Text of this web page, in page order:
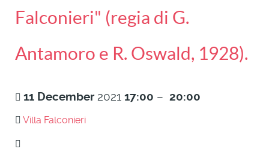
Falconieri" (regia di G.
Antamoro e R. Oswald, 1928).
11 December 2021 17:00 – 20:00
Villa Falconieri